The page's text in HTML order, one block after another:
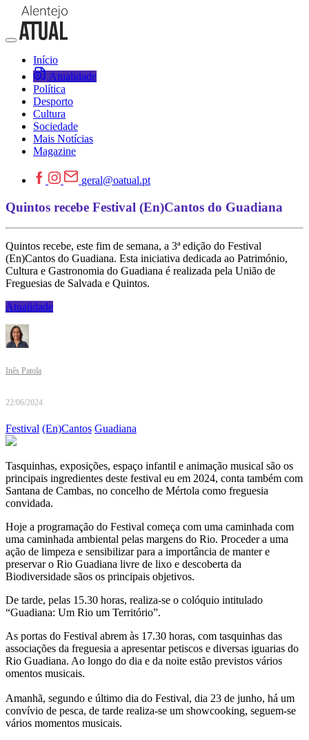
Início
Atualidade
Política
Desporto
Cultura
Sociedade
Mais Notícias
Magazine
geral@oatual.pt
Quintos recebe Festival (En)Cantos do Guadiana
Quintos recebe, este fim de semana, a 3ª edição do Festival
(En)Cantos do Guadiana. Esta iniciativa dedicada ao Património,
Cultura e Gastronomia do Guadiana é realizada pela União de
Freguesias de Salvada e Quintos.
Atualidade
Inês Patola
22/06/2024
Festival (En)Cantos Guadiana
Tasquinhas, exposições, espaço infantil e animação musical são os
principais ingredientes deste festival eu em 2024, conta também com
Santana de Cambas, no concelho de Mértola como freguesia
convidada.
Hoje a programação do Festival começa com uma caminhada com
uma caminhada ambiental pelas margens do Rio. Proceder a uma
ação de limpeza e sensibilizar para a importância de manter e
preservar o Rio Guadiana livre de lixo e descoberta da
Biodiversidade sãos os principais objetivos.
De tarde, pelas 15.30 horas, realiza-se o colóquio intitulado
“Guadiana: Um Rio um Território”.
As portas do Festival abrem às 17.30 horas, com tasquinhas das
associações da freguesia a apresentar petiscos e diversas iguarias do
Rio Guadiana. Ao longo do dia e da noite estão previstos vários
omentos musicais.
Amanhã, segundo e último dia do Festival, dia 23 de junho, há um
convívio de pesca, de tarde realiza-se um showcooking, seguem-se
vários momentos musicais.